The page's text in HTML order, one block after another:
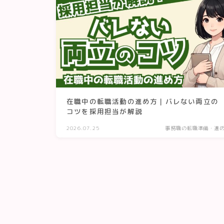
在職中の転職活動の進め方｜バレない両立の
コツを採用担当が解説
2026.07.25 事務職の転職準備・進